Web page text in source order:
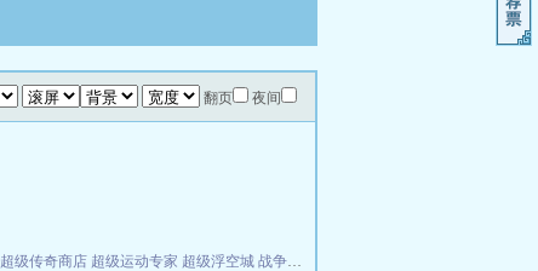
翻页 夜间
超级传奇商店 超级运动专家 超级浮空城 战争天堂